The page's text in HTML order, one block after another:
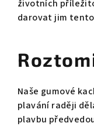
životních
darovat jim
Naše gumové
plavání raději
plavbu